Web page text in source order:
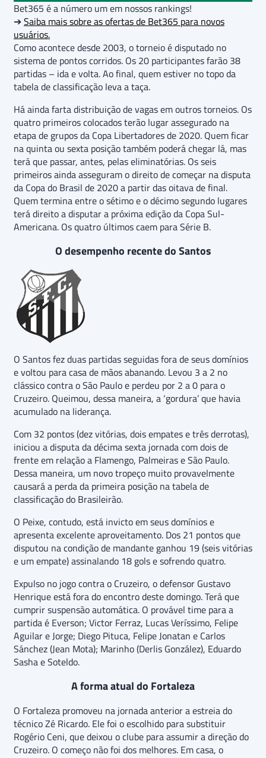
Bet365 é a número um em nossos rankings!
➔Saiba mais sobre as ofertas de Bet365 para novos
usuários.
Como acontece desde 2003, o torneio é disputado no
sistema de pontos corridos. Os 20 participantes farão 38
partidas – ida e volta. Ao final, quem estiver no topo da
tabela de classificação leva a taça.
Há ainda farta distribuição de vagas em outros torneios. Os
quatro primeiros colocados terão lugar assegurado na
etapa de grupos da Copa Libertadores de 2020. Quem ficar
na quinta ou sexta posição também poderá chegar lá, mas
terá que passar, antes, pelas eliminatórias. Os seis
primeiros ainda asseguram o direito de começar na disputa
da Copa do Brasil de 2020 a partir das oitava de final.
Quem termina entre o sétimo e o décimo segundo lugares
terá direito a disputar a próxima edição da Copa Sul-
Americana. Os quatro últimos caem para Série B.
O desempenho recente do Santos
O Santos fez duas partidas seguidas fora de seus domínios
e voltou para casa de mãos abanando. Levou 3 a 2 no
clássico contra o São Paulo e perdeu por 2 a 0 para o
Cruzeiro. Queimou, dessa maneira, a ‘gordura’ que havia
acumulado na liderança.
Com 32 pontos (dez vitórias, dois empates e três derrotas),
iniciou a disputa da décima sexta jornada com dois de
frente em relação a Flamengo, Palmeiras e São Paulo.
Dessa maneira, um novo tropeço muito provavelmente
causará a perda da primeira posição na tabela de
classificação do Brasileirão.
O Peixe, contudo, está invicto em seus domínios e
apresenta excelente aproveitamento. Dos 21 pontos que
disputou na condição de mandante ganhou 19 (seis vitórias
e um empate) assinalando 18 gols e sofrendo quatro.
Expulso no jogo contra o Cruzeiro, o defensor Gustavo
Henrique está fora do encontro deste domingo. Terá que
cumprir suspensão automática. O provável time para a
partida é Everson; Victor Ferraz, Lucas Veríssimo, Felipe
Aguilar e Jorge; Diego Pituca, Felipe Jonatan e Carlos
Sánchez (Jean Mota); Marinho (Derlis González), Eduardo
Sasha e Soteldo.
A forma atual do Fortaleza
O Fortaleza promoveu na jornada anterior a estreia do
técnico Zé Ricardo. Ele foi o escolhido para substituir
Rogério Ceni, que deixou o clube para assumir a direção do
Cruzeiro. O começo não foi dos melhores. Em casa, o